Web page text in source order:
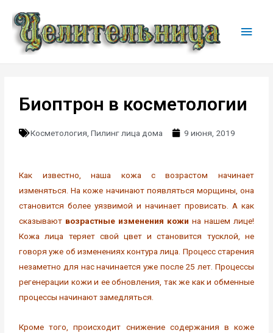
Биоптрон в косметологии
Косметология ,Пилинг лица дома 9 июня, 2019
Как известно, наша кожа с возрастом начинает
изменяться. На коже начинают появляться морщины, она
становится более уязвимой и начинает провисать. А как
сказывают возрастные изменения кожи на нашем лице!
Кожа лица теряет свой цвет и становится тусклой, не
говоря уже об изменениях контура лица. Процесс старения
незаметно для нас начинается уже после 25 лет. Процессы
регенерации кожи и ее обновления, так же как и обменные
процессы начинают замедляться.
Кроме того, происходит снижение содержания в коже